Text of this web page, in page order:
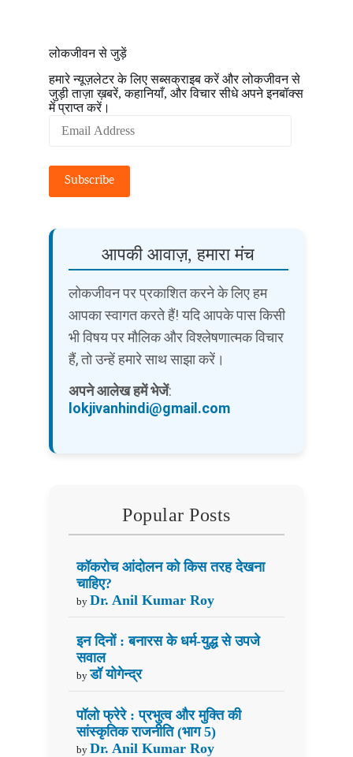
लोकजीवन से जुड़ें
हमारे न्यूज़लेटर के लिए सब्सक्राइब करें और लोकजीवन से
जुड़ी ताज़ा ख़बरें, कहानियाँ, और विचार सीधे अपने इनबॉक्स
में प्राप्त करें।
Address
Subscribe
आपकी आवाज़, हमारा मंच
लोकजीवन पर प्रकाशित करने के लिए हम
आपका स्वागत करते हैं! यदि आपके पास किसी
भी विषय पर मौलिक और विश्लेषणात्मक विचार
हैं, तो उन्हें हमारे साथ साझा करें।
अपने आलेख हमें भेजें:
lokjivanhindi@gmail.com
Popular Posts
कॉकरोच आंदोलन को किस तरह देखना
चाहिए?
by Dr. Anil Kumar Roy
इन दिनों : बनारस के धर्म-युद्ध से उपजे
सवाल
by डॉ योगेन्द्र
पॉलो फ्रेरे : प्रभुत्व और मुक्ति की
सांस्कृतिक राजनीति (भाग 5)
by Dr. Anil Kumar Roy